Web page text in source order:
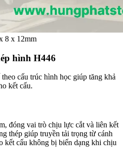
8 x 12mm
hình H446
cấu trúc hình học giúp tăng khả
kết cấu.
đóng vai trò chịu lực cắt và liên kết
thép giúp truyền tải trọng từ cánh
kết cấu không bị biến dạng khi chịu